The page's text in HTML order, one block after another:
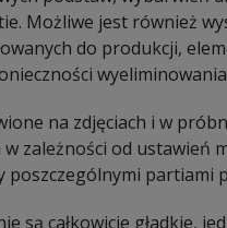
Możliwe jest również
do produkcji,
na zdjęciach i w
w zależności od ustawień
poszczególnymi partiami
są całkowicie gładkie,